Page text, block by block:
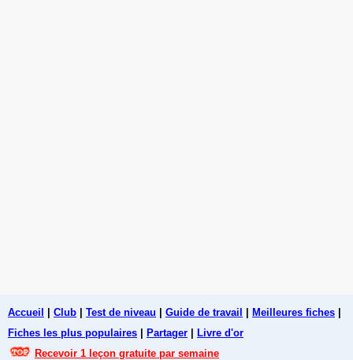
Accueil Club Test de niveau Guide de travail Meilleures fiches
Fiches les plus populaires
Partager
Livre d'or
Recevoir 1 leçon gratuite par semaine